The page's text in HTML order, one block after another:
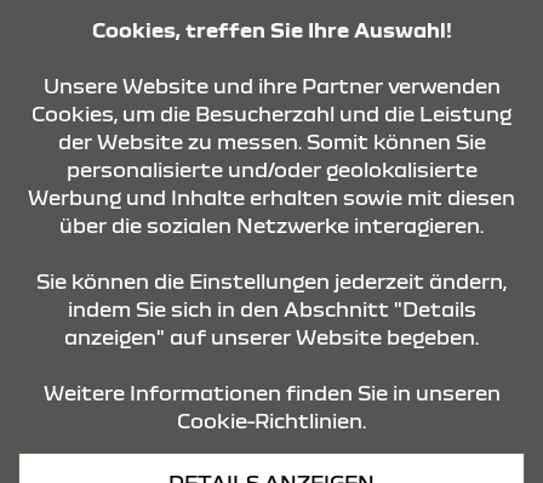
KONTAKT & ANFAHRT
STANDORTE
Datenschutz
Cookies, treffen Sie Ihre Auswahl!
Unsere Website und ihre Partner verwenden
Cookies, um die Besucherzahl und die Leistung
der Website zu messen. Somit können Sie
personalisierte und/oder geolokalisierte
Werbung und Inhalte erhalten sowie mit diesen
über die sozialen Netzwerke interagieren.
Sie können die Einstellungen jederzeit ändern,
indem Sie sich in den Abschnitt "Details
anzeigen" auf unserer Website begeben.
Weitere Informationen finden Sie in unseren
Cookie-Richtlinien.